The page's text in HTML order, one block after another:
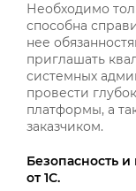
Необходимо
способна
нее
приглашать
системных
провести
платформы, а
заказчиком.
Безопасность
от 1С.